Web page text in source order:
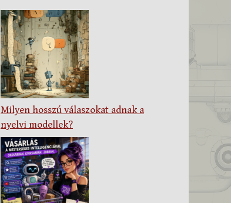
Milyen hosszú válaszokat adnak a
nyelvi modellek?